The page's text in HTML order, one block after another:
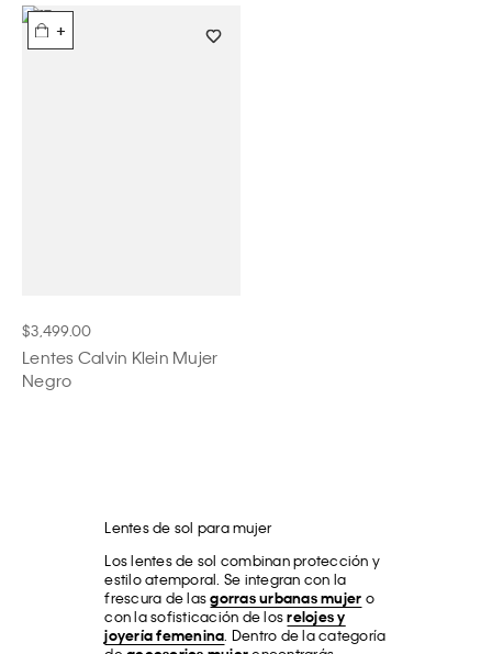
+
$3,499.00
Lentes Calvin Klein Mujer
Negro
Lentes de sol para mujer
Los lentes de sol combinan protección y
estilo atemporal. Se integran con la
frescura de lasgorras urbanas mujer o
con la sofisticación de losrelojes y
joyería femenina . Dentro de la categoría